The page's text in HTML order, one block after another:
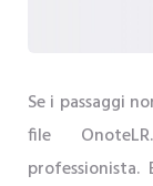
Se i passaggi
file